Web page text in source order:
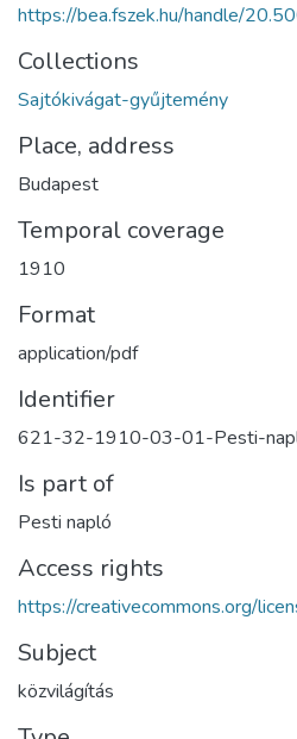
https://bea.fszek.hu/handle/
Collections
Sajtókivágat-gyűjtemény
Place, address
Budapest
Temporal coverage
1910
Format
application/pdf
Identifier
621-32-1910-03-01-Pesti-
Is part of
Pesti napló
Access rights
https://creativecommons.org/
Subject
közvilágítás